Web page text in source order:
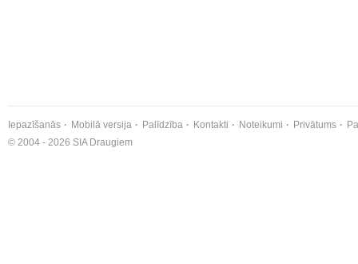
Iepazīšanās Mobilā versija Palīdzība Kontakti Noteikumi Privātums
© 2004 - 2026 SIA Draugiem